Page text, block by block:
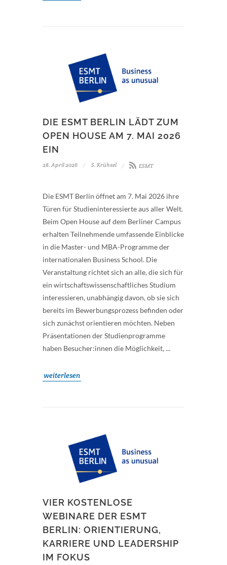
DIE ESMT BERLIN LÄDT ZUM
OPEN HOUSE AM 7. MAI 2026
EIN
28. April 2026 S. Krühsel ESMT
Die ESMT Berlin öffnet am 7. Mai 2026 ihre
Türen für Studieninteressierte aus aller Welt.
Beim Open House auf dem Berliner Campus
erhalten Teilnehmende umfassende Einblicke
in die Master- und MBA-Programme der
internationalen Business School. Die
Veranstaltung richtet sich an alle, die sich für
ein wirtschaftswissenschaftliches Studium
interessieren, unabhängig davon, ob sie sich
bereits im Bewerbungsprozess befinden oder
sich zunächst orientieren möchten. Neben
Präsentationen der Studienprogramme
haben Besucher:innen die Möglichkeit, ...
weiterlesen
VIER KOSTENLOSE
WEBINARE DER ESMT
BERLIN: ORIENTIERUNG,
KARRIERE UND LEADERSHIP
IM FOKUS